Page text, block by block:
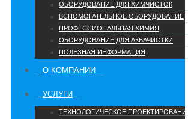
ОБОРУДОВАНИЕ ДЛЯ ХИМЧИСТОК
ВСПОМОГАТЕЛЬНОЕ ОБОРУДОВАНИЕ
ПРОФЕССИОНАЛЬНАЯ ХИМИЯ
ОБОРУДОВАНИЕ ДЛЯ АКВАЧИСТКИ
ПОЛЕЗНАЯ ИНФОРМАЦИЯ
О КОМПАНИИ
УCЛУГИ
ТЕХНОЛОГИЧЕСКОЕ ПРОЕКТИРОВАНИЕ